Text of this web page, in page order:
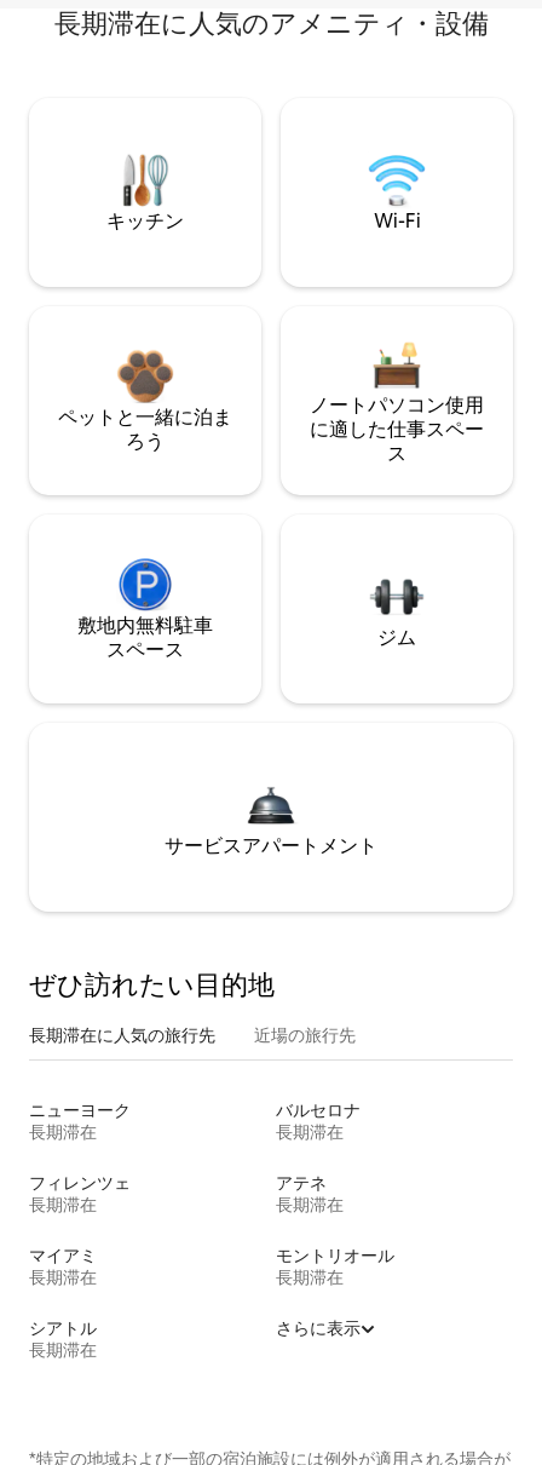
長期滞在に人気のアメニティ・設備
キッチン Wi-Fi
ペットと一緒に泊ま
ろう
ノートパソコン使用
に適した仕事スペー
ス
敷地内無料駐⁠車
ス⁠ペ⁠ー⁠ス
ジム
サービスアパートメント
ぜひ訪⁠れ⁠た⁠い目⁠的⁠地
長期滞在に人気の旅行先 近場の旅行先
ニューヨーク
長期滞在
バルセロナ
長期滞在
フィレンツェ
長期滞在
アテネ
長期滞在
マイアミ
長期滞在
モントリオール
長期滞在
シアトル
長期滞在
さらに表示
*特定の地域および一部の宿泊施設には例外が適用される場合が